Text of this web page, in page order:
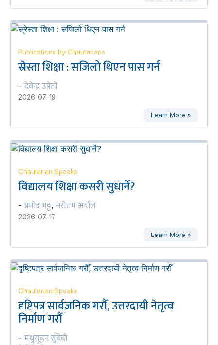
Publications by Chautarians
स्रेस्ता शिक्षा : सजिलो थिएन पास गर्न
- देवेन्द्र उप्रेती
2026-07-19
Learn More »
Chautarian Speaks
विद्यालय शिक्षा कसरी सुधार्ने?
- प्रमोद भट्ट, नरोत्तम अर्याल
2026-07-17
Learn More »
Chautarian Speaks
दृष्टिपत्र सार्वजनिक गरौँ, उत्तरदायी नेतृत्व
निर्माण गरौँ
- मधुसूदन सुवेदी